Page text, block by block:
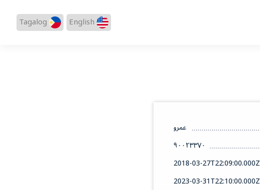
English
Tagalog
عمرو
٩٠٠٢٣٣٧٠
2018-03-27T22:09:00.000Z
2023-03-31T22:10:00.000Z